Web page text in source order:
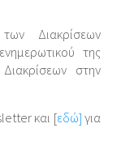
Διακρίσεων
της
στην
και [εδώ] για